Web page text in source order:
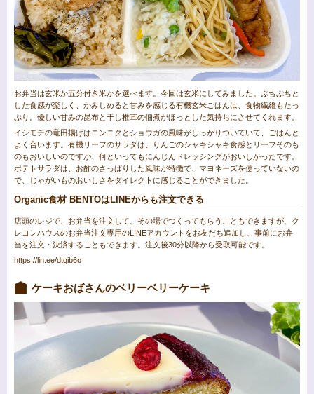
お弁当は玄米か五分付き米かを選べます。今回は玄米にしてみました。ぷちぷちと
した食感が楽しく、かみしめると甘みを感じる有機玄米ごはんは、食物繊維もたっ
ぷり。優しい甘みの昆布と干し椎茸の佃煮がほっとした気持ちにさせてくれます。
イシモチの竜田揚げはニンニクとショウガの風味がしっかりついていて、ごはんと
よく合います。有機リーフのサラダは、りんごのシャキシャキ食感とリーフそのも
のもおいしいのですが、何といってもにんじんドレッシングがおいしかったです。
ポテトサラダは、お酢のさっぱりした風味が特徴で、マヨネーズを使っていないの
で、じゃがいものおいしさをダイレクトに感じることができました。
Organic食材 BENTOはLINEからも注文できる
店頭のレジで、お弁当を注文して、その場でつくってもらうこともできますが、ク
レヨンハウスのお弁当注文専用のLINEアカウントをお友だち追加し、事前にお弁
当を注文・決済することもできます。注文後30分以降から受取可能です。
https://lin.ee/dtqib6o
ケーキおばさんのベリーベリーケーキ